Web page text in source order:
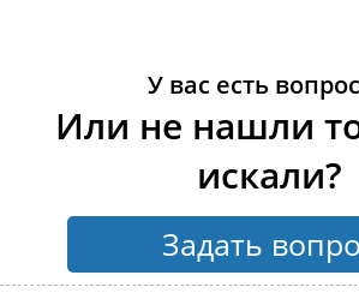
У вас есть
Или не нашли
искали?
Задать